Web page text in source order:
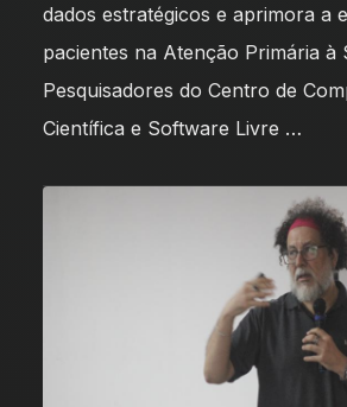
dados estratégicos e aprimora a
pacientes na Atenção Primária à
Pesquisadores do Centro de
Científica e Software Livre …